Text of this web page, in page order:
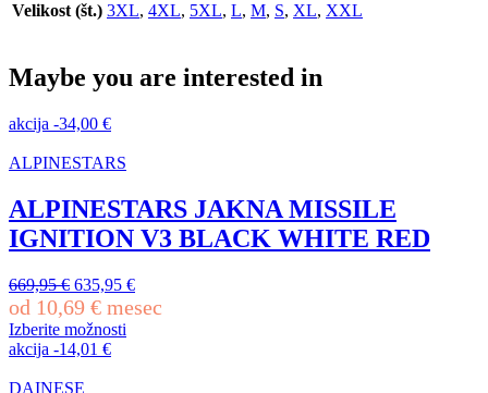
Velikost (št.) 3XL, 4XL, 5XL, L, M, S, XL, XXL
Maybe you are interested in
akcija -34,00 €
ALPINESTARS
ALPINESTARS JAKNA MISSILE
IGNITION V3 BLACK WHITE RED
669,95€ Izvirna
cena
je
bila:
669,95 €.
635,95 €Trenutna
cena
od 10,69 € mesec
Izberite možnosti
Ta
ima
akcija -14,01 €
DAINESE